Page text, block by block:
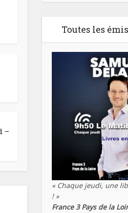
–
Toutes les
« Chaque jeudi, une
! »
France 3 Pays de la